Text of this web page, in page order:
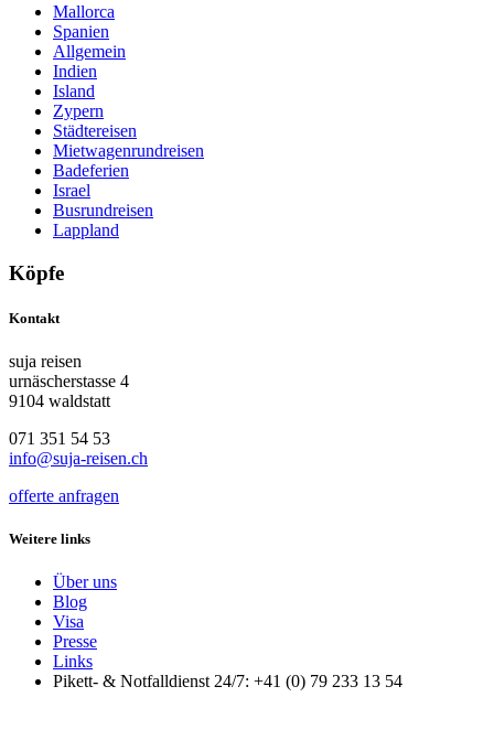
Mallorca
Spanien
Allgemein
Indien
Island
Zypern
Städtereisen
Mietwagenrundreisen
Badeferien
Israel
Busrundreisen
Lappland
Köpfe
Kontakt
suja reisen
urnäscherstasse 4
9104 waldstatt
071 351 54 53
info@suja-reisen.ch
offerte anfragen
Weitere links
Über uns
Blog
Visa
Presse
Links
Pikett- & Notfalldienst 24/7: +41 (0) 79 233 13 54